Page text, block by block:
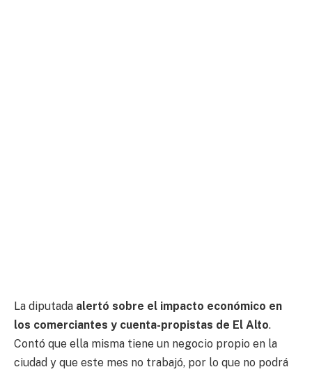
La diputada alertó sobre el impacto económico en
los comerciantes y cuenta-propistas de El Alto.
Contó que ella misma tiene un negocio propio en la
ciudad y que este mes no trabajó, por lo que no podrá